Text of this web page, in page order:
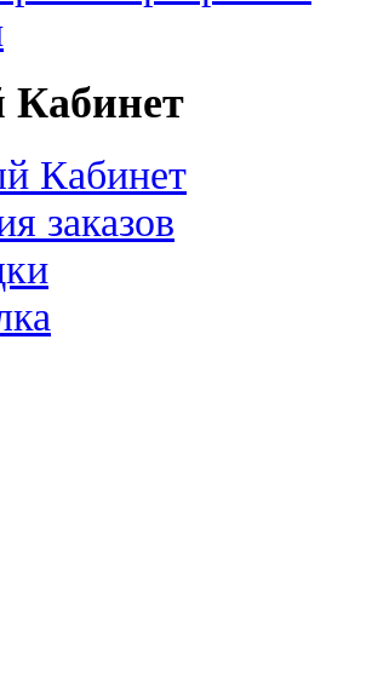
Кабинет
заказов